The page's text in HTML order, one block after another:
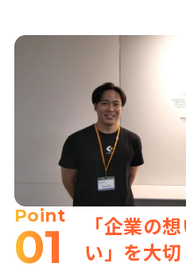
Point
01
「企業の
い」を大